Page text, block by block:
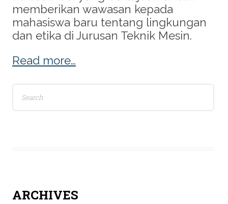
memberikan wawasan kepada
mahasiswa baru tentang lingkungan
dan etika di Jurusan Teknik Mesin.
Read more…
for:
ARCHIVES